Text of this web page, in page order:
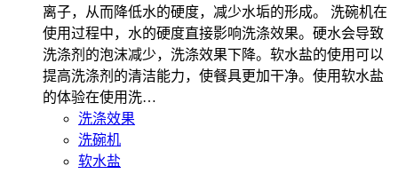
离子，从而降低水的硬度，减少水垢的形成。 洗碗机在
使用过程中，水的硬度直接影响洗涤效果。硬水会导致
洗涤剂的泡沫减少，洗涤效果下降。软水盐的使用可以
提高洗涤剂的清洁能力，使餐具更加干净。使用软水盐
的体验在使用洗…
洗涤效果
洗碗机
软水盐